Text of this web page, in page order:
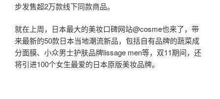
步发售超2万款线下同款商品。
就在上周，日本最大的美妆口碑网站@cosme也来了，带
来最新的50款日本当地潮流新品，包括自有品牌的蔬菜成
分面膜、小众男士护肤品牌lissage men等，双11期间，还
将引进100个女生最爱的日本原版美妆品牌。